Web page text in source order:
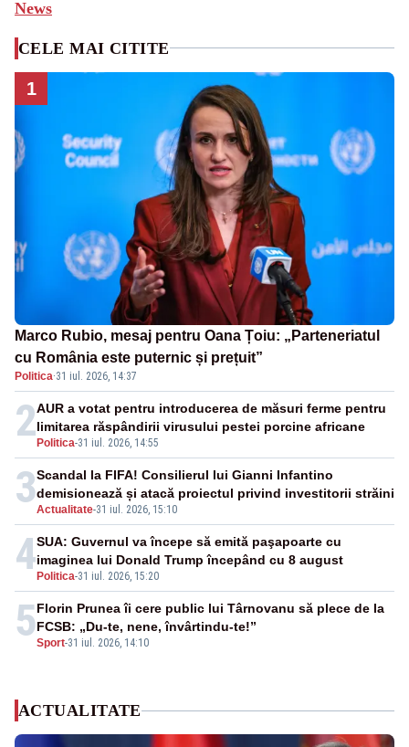
News
CELE MAI CITITE
1
Marco Rubio, mesaj pentru Oana Țoiu: „Parteneriatul
cu România este puternic și prețuit”
Politica·31 iul. 2026, 14:37
2 Politica-31 iul. 2026, 14:55
AUR a votat pentru introducerea de măsuri ferme pentru
limitarea răspândirii virusului pestei porcine africane
3Actualitate-31 iul. 2026, 15:10
Scandal la FIFA! Consilierul lui Gianni Infantino
demisionează și atacă proiectul privind investitorii străini
4 Politica-31 iul. 2026, 15:20
SUA: Guvernul va începe să emită paşapoarte cu
imaginea lui Donald Trump începând cu 8 august
5Sport-31 iul. 2026, 14:10
Florin Prunea îi cere public lui Târnovanu să plece de la
FCSB: „Du-te, nene, învârtindu-te!”
ACTUALITATE